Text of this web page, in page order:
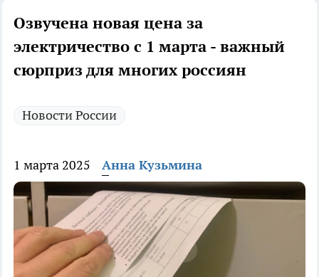
Озвучена новая цена за
электричество с 1 марта - важный
сюрприз для многих россиян
Новости России
1 марта 2025 Анна Кузьмина